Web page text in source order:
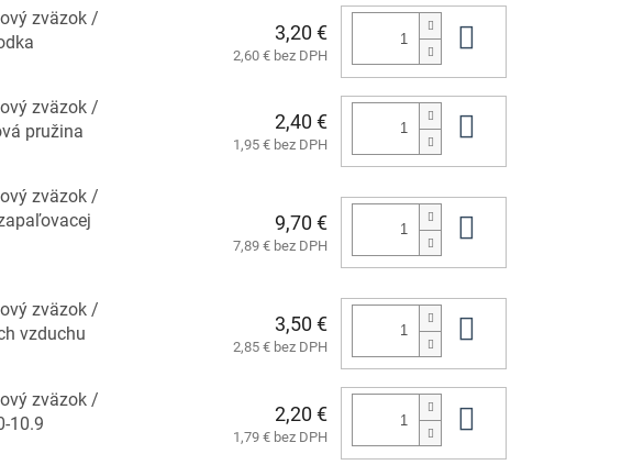
zväzok /
3,20 €
2,60 € bez DPH
zväzok /
pružina
2,40 €
1,95 € bez DPH
zväzok /
9,70 €
7,89 € bez DPH
zväzok /
vzduchu
3,50 €
2,85 € bez DPH
zväzok /
10.9
2,20 €
1,79 € bez DPH